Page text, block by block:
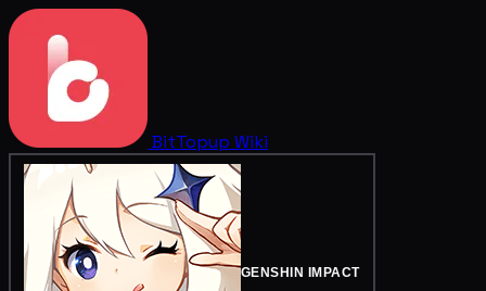
BitTopup Wiki
GENSHIN IMPACT